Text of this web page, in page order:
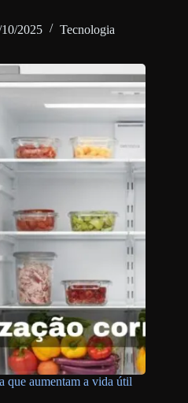
2025 Tecnologia
que aumentam a vida útil